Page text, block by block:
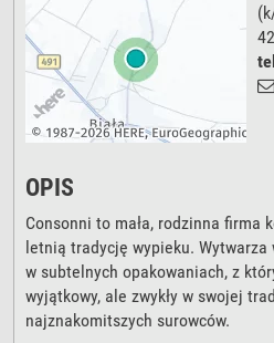
OPIS
Consonni to mała, rodzinna firma
letnią tradycję wypieku.
w subtelnych opakowaniach, z
wyjątkowy, ale zwykły w swojej
najznakomitszych surowców.